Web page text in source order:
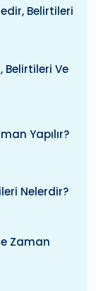
Belirtileri
Belirtileri Ve
Yapılır?
Nelerdir?
Zaman